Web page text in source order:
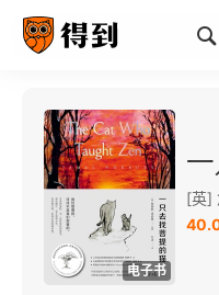
电子书
[英]